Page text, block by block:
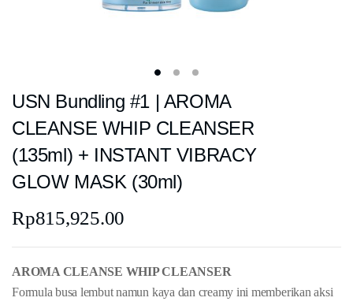
USN Bundling #1 | AROMA
CLEANSE WHIP CLEANSER
(135ml) + INSTANT VIBRACY
GLOW MASK (30ml)
Rp815,925.00
AROMA CLEANSE WHIP CLEANSER
Formula busa lembut namun kaya dan creamy ini memberikan aksi